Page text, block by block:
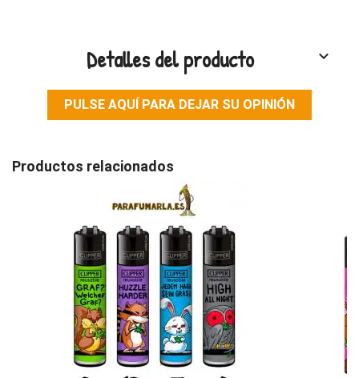
Detalles del producto keyboard_arrow_down
PULSE AQUÍ PARA DEJAR SU OPINIÓN
Productos relacionados